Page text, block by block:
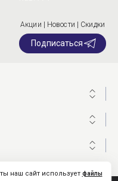
Акции | Новости | Скидки
Подписаться
наш сайт использует файлы